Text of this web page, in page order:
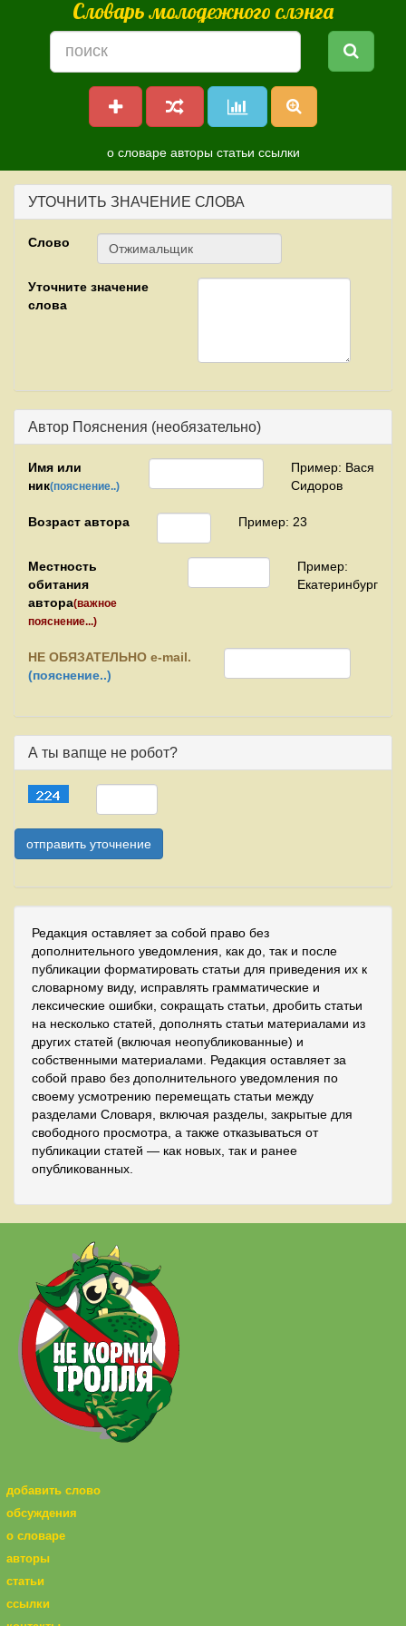
Словарь молодежного слэнга
о словаре авторы статьи ссылки
УТОЧНИТЬ ЗНАЧЕНИЕ СЛОВА
Слово
Уточните значение
слова
Автор Пояснения (необязательно)
Имя или
ник(пояснение..)
Пример: Вася
Сидоров
Возраст автора Пример: 23
Местность
обитания
автора(важное
пояснение...)
Пример:
Екатеринбург
НЕ ОБЯЗАТЕЛЬНО e-mail.
(пояснение..)
А ты вапще не робот?
Редакция оставляет за собой право без
дополнительного уведомления, как до, так и после
публикации форматировать статьи для приведения их к
словарному виду, исправлять грамматические и
лексические ошибки, сокращать статьи, дробить статьи
на несколько статей, дополнять статьи материалами из
других статей (включая неопубликованные) и
собственными материалами. Редакция оставляет за
собой право без дополнительного уведомления по
своему усмотрению перемещать статьи между
разделами Словаря, включая разделы, закрытые для
свободного просмотра, а также отказываться от
публикации статей — как новых, так и ранее
опубликованных.
добавить слово
обсуждения
о словаре
авторы
статьи
ссылки